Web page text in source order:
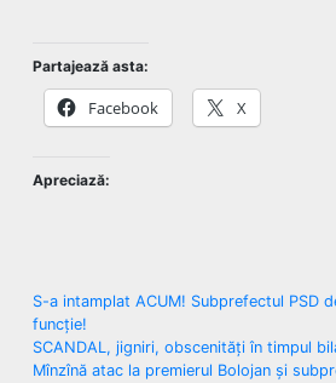
Partajează asta:
Facebook X
Apreciază:
Navigare
în
S-a intamplat ACUM! Subprefectul PSD
funcție!
SCANDAL, jigniri, obscenități în timpul
Mînzînă atac la premierul Bolojan și